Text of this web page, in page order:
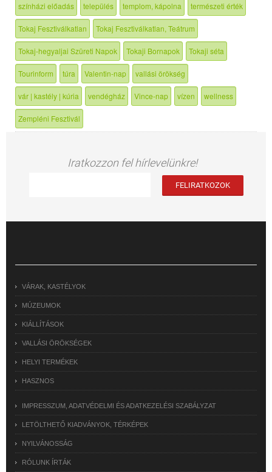
színházi előadás település templom, kápolna természeti érték
Tokaj Fesztiválkatlan Tokaj Fesztiválkatlan, Teátrum
Tokaj-hegyaljai Szüreti Napok Tokaji Bornapok Tokaji séta
Tourinform túra Valentin-nap vallási örökség
vár | kastély | kúria vendégház Vince-nap vízen wellness
Zempléni Fesztivál
Iratkozzon fel hírlevelünkre!
VÁRAK, KASTÉLYOK
MÚZEUMOK
KIÁLLÍTÁSOK
VALLÁSI ÖRÖKSÉGEK
HELYI TERMÉKEK
HASZNOS
IMPRESSZUM, ADATVÉDELMI ÉS ADATKEZELÉSI SZABÁLYZAT
LETÖLTHETŐ KIADVÁNYOK, TÉRKÉPEK
NYILVÁNOSSÁG
RÓLUNK ÍRTÁK